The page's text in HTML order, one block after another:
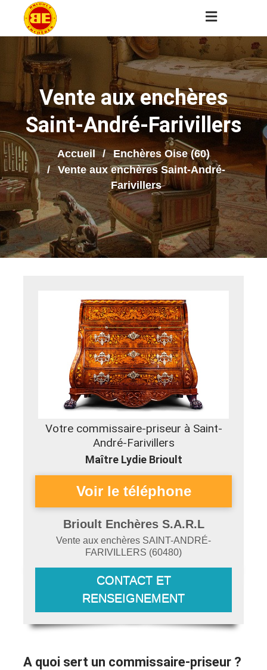
Vente aux enchères
Saint-André-Farivillers
Accueil
Enchères Oise (60)
Vente aux enchères Saint-André-
Farivillers
Votre commissaire-priseur à Saint-
André-Farivillers
Maître Lydie Brioult
Brioult Enchères S.A.R.L
Vente aux enchères SAINT-ANDRÉ-
FARIVILLERS (60480)
CONTACT ET
RENSEIGNEMENT
A quoi sert un commissaire-priseur ?